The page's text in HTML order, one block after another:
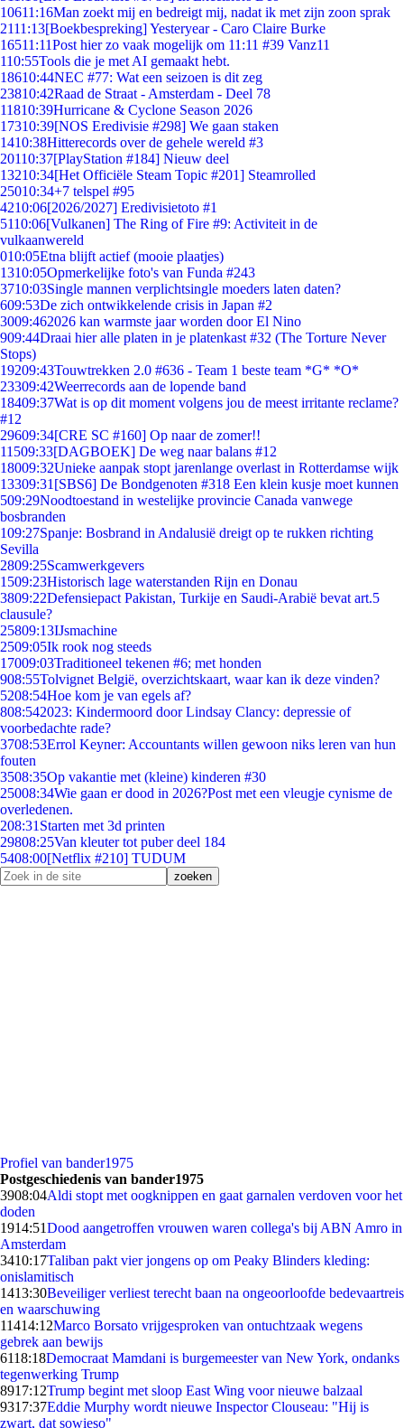
10611:16Man zoekt mij en bedreigt mij, nadat ik met zijn zoon sprak
2111:13[Boekbespreking] Yesteryear - Caro Claire Burke
16511:11Post hier zo vaak mogelijk om 11:11 #39 Vanz11
110:55Tools die je met AI gemaakt hebt.
18610:44NEC #77: Wat een seizoen is dit zeg
23810:42Raad de Straat - Amsterdam - Deel 78
11810:39Hurricane & Cyclone Season 2026
17310:39[NOS Eredivisie #298] We gaan staken
1410:38Hitterecords over de gehele wereld #3
20110:37[PlayStation #184] Nieuw deel
13210:34[Het Officiële Steam Topic #201] Steamrolled
25010:34+7 telspel #95
4210:06[2026/2027] Eredivisietoto #1
5110:06[Vulkanen] The Ring of Fire #9: Activiteit in de
vulkaanwereld
010:05Etna blijft actief (mooie plaatjes)
1310:05Opmerkelijke foto's van Funda #243
3710:03Single mannen verplichtsingle moeders laten daten?
609:53De zich ontwikkelende crisis in Japan #2
3009:462026 kan warmste jaar worden door El Nino
909:44Draai hier alle platen in je platenkast #32 (The Torture Never
Stops)
19209:43Touwtrekken 2.0 #636 - Team 1 beste team *G* *O*
23309:42Weerrecords aan de lopende band
18409:37Wat is op dit moment volgens jou de meest irritante reclame?
#12
29609:34[CRE SC #160] Op naar de zomer!!
11509:33[DAGBOEK] De weg naar balans #12
18009:32Unieke aanpak stopt jarenlange overlast in Rotterdamse wijk
13309:31 [SBS6] De Bondgenoten #318 Een klein kusje moet kunnen
509:29Noodtoestand in westelijke provincie Canada vanwege
bosbranden
109:27Spanje: Bosbrand in Andalusië dreigt op te rukken richting
Sevilla
2809:25Scamwerkgevers
1509:23Historisch lage waterstanden Rijn en Donau
3809:22Defensiepact Pakistan, Turkije en Saudi-Arabië bevat art.5
clausule?
25809:13IJsmachine
2509:05Ik rook nog steeds
17009:03Traditioneel tekenen #6; met honden
908:55Tolvignet België, overzichtskaart, waar kan ik deze vinden?
5208:54Hoe kom je van egels af?
808:542023: Kindermoord door Lindsay Clancy: depressie of
voorbedachte rade?
3708:53Errol Keyner: Accountants willen gewoon niks leren van hun
fouten
3508:35Op vakantie met (kleine) kinderen #30
25008:34Wie gaan er dood in 2026?Post met een vleugje cynisme de
overledenen.
208:31 Starten met 3d printen
29808:25Van kleuter tot puber deel 184
5408:00[Netflix #210] TUDUM
Profiel van bander1975
Postgeschiedenis van bander1975
3908:04Aldi stopt met oogknippen en gaat garnalen verdoven voor het
doden
1914:51Dood aangetroffen vrouwen waren collega's bij ABN Amro in
Amsterdam
3410:17Taliban pakt vier jongens op om Peaky Blinders kleding:
onislamitisch
1413:30Beveiliger verliest terecht baan na ongeoorloofde bedevaartreis
en waarschuwing
11414:12Marco Borsato vrijgesproken van ontuchtzaak wegens
gebrek aan bewijs
6118:18Democraat Mamdani is burgemeester van New York, ondanks
tegenwerking Trump
8917:12Trump begint met sloop East Wing voor nieuwe balzaal
9317:37Eddie Murphy wordt nieuwe Inspector Clouseau: "Hij is
zwart, dat sowieso"